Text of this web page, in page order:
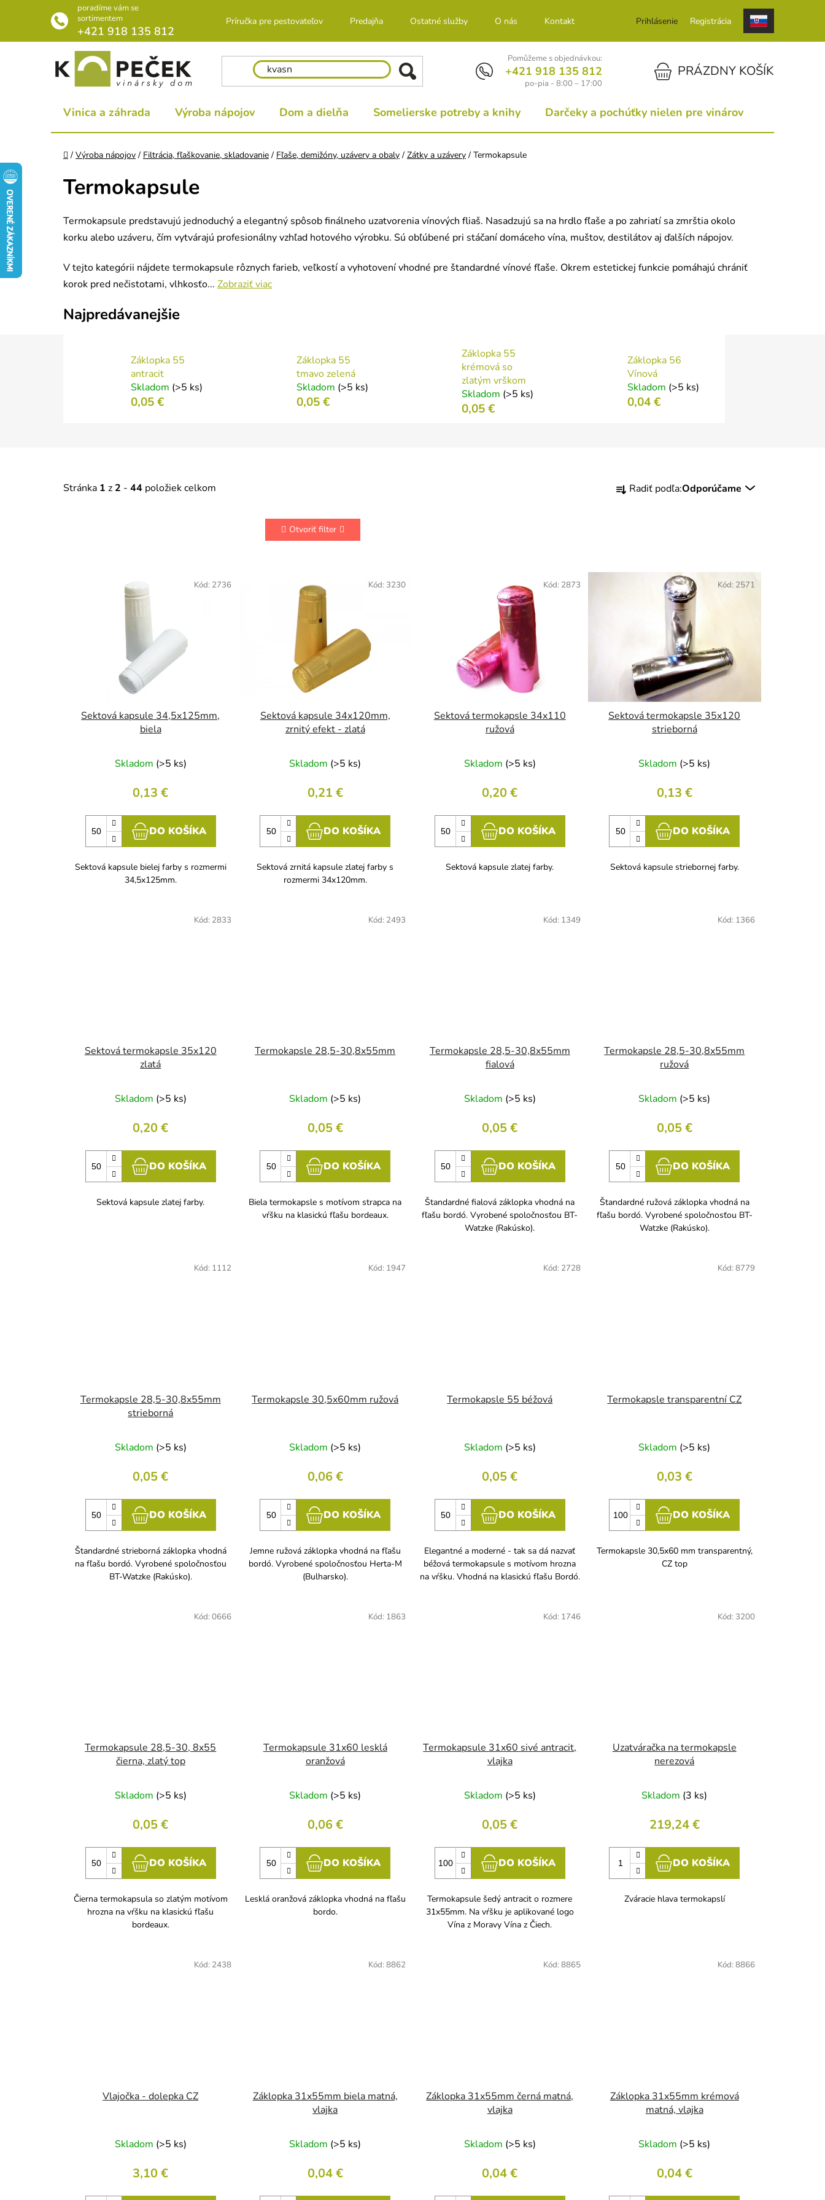
poradíme vám se
sortimentem
+421 918 135 812
Príručka pre pestovateľov Predajňa Ostatné služby O nás Kontakt Prihlásenie Registrácia
Pomůžeme s objednávkou:
+421 918 135 812
po-pia - 8:00 – 17:00
NÁKUPNÝ KOŠÍKPRÁZDNY KOŠÍK
Vinica a záhrada Výroba nápojov Dom a dielňa Somelierske potreby a knihy Darčeky a pochúťky nielen pre vinárov
Domov
/ Výroba nápojov / Filtrácia, fľaškovanie, skladovanie / Fľaše, demižóny, uzávery a obaly / Zátky a uzávery / Termokapsule
Termokapsule
Termokapsule predstavujú jednoduchý a elegantný spôsob finálneho uzatvorenia vínových fliaš. Nasadzujú sa na hrdlo fľaše a po zahriatí sa zmrštia okolo
korku alebo uzáveru, čím vytvárajú profesionálny vzhľad hotového výrobku. Sú obľúbené pri stáčaní domáceho vína, muštov, destilátov aj ďalších nápojov.
V tejto kategórii nájdete termokapsule rôznych farieb, veľkostí a vyhotovení vhodné pre štandardné vínové fľaše. Okrem estetickej funkcie pomáhajú chrániť
korok pred nečistotami, vlhkosťo... Zobraziť viac
Najpredávanejšie
Záklopka 55
antracit
Skladom (>5 ks)
0,05 €
Záklopka 55
tmavo zelená
Skladom (>5 ks)
0,05 €
Záklopka 55
krémová so
zlatým vrškom
Skladom (>5 ks)
0,05 €
Záklopka 56
Vínová
Skladom (>5 ks)
0,04 €
Stránka 1 z 2 - 44 položiek celkom
a
e
k
o
v
Radiť podľa:Odporúčame
Otvoriť filter
Sektová kapsule 34,5x125mm,
biela
Skladom (>5 ks)
0,13 €
DO KOŠÍKA
Sektová kapsule bielej farby s rozmermi
34,5x125mm.
Kód: 2736
Sektová kapsule 34x120mm,
zrnitý efekt - zlatá
Skladom (>5 ks)
0,21 €
DO KOŠÍKA
Sektová zrnitá kapsule zlatej farby s
rozmermi 34x120mm.
Kód: 3230
Sektová termokapsle 34x110
ružová
Skladom (>5 ks)
0,20 €
DO KOŠÍKA
Sektová kapsule zlatej farby.
Kód: 2873
Sektová termokapsle 35x120
strieborná
Skladom (>5 ks)
0,13 €
DO KOŠÍKA
Sektová kapsule striebornej farby.
Kód: 2571
Sektová termokapsle 35x120
zlatá
Skladom (>5 ks)
0,20 €
DO KOŠÍKA
Sektová kapsule zlatej farby.
Kód: 2833
Termokapsle 28,5-30,8x55mm
Skladom (>5 ks)
0,05 €
DO KOŠÍKA
Biela termokapsle s motívom strapca na
vŕšku na klasickú fľašu bordeaux.
Kód: 2493
Termokapsle 28,5-30,8x55mm
fialová
Skladom (>5 ks)
0,05 €
DO KOŠÍKA
Štandardné fialová záklopka vhodná na
fľašu bordó. Vyrobené spoločnosťou BT-
Watzke (Rakúsko).
Kód: 1349
Termokapsle 28,5-30,8x55mm
ružová
Skladom (>5 ks)
0,05 €
DO KOŠÍKA
Štandardné ružová záklopka vhodná na
fľašu bordó. Vyrobené spoločnosťou BT-
Watzke (Rakúsko).
Kód: 1366
Termokapsle 28,5-30,8x55mm
strieborná
Skladom (>5 ks)
0,05 €
DO KOŠÍKA
Štandardné strieborná záklopka vhodná
na fľašu bordó. Vyrobené spoločnosťou
BT-Watzke (Rakúsko).
Kód: 1112
Termokapsle 30,5x60mm ružová
Skladom (>5 ks)
0,06 €
DO KOŠÍKA
Jemne ružová záklopka vhodná na fľašu
bordó. Vyrobené spoločnosťou Herta-M
(Bulharsko).
Kód: 1947
Termokapsle 55 béžová
Skladom (>5 ks)
0,05 €
DO KOŠÍKA
Elegantné a moderné - tak sa dá nazvať
béžová termokapsule s motívom hrozna
na vŕšku. Vhodná na klasickú fľašu Bordó.
Kód: 2728
Termokapsle transparentní CZ
Skladom (>5 ks)
0,03 €
DO KOŠÍKA
Termokapsle 30,5x60 mm transparentný,
CZ top
Kód: 8779
Termokapsule 28,5-30, 8x55
čierna, zlatý top
Skladom (>5 ks)
0,05 €
DO KOŠÍKA
Čierna termokapsula so zlatým motívom
hrozna na vŕšku na klasickú fľašu
bordeaux.
Kód: 0666
Termokapsule 31x60 lesklá
oranžová
Skladom (>5 ks)
0,06 €
DO KOŠÍKA
Lesklá oranžová záklopka vhodná na fľašu
bordo.
Kód: 1863
Termokapsule 31x60 sivé antracit,
vlajka
Skladom (>5 ks)
0,05 €
DO KOŠÍKA
Termokapsule šedý antracit o rozmere
31x55mm. Na vŕšku je aplikované logo
Vína z Moravy Vína z Čiech.
Kód: 1746
Uzatváračka na termokapsle
nerezová
Skladom (3 ks)
219,24 €
DO KOŠÍKA
Zváracie hlava termokapslí
Kód: 3200
Vlajočka - dolepka CZ
Skladom (>5 ks)
3,10 €
Kód: 2438
Záklopka 31x55mm biela matná,
vlajka
Skladom (>5 ks)
0,04 €
Kód: 8862
Záklopka 31x55mm černá matná,
vlajka
Skladom (>5 ks)
0,04 €
Kód: 8865
Záklopka 31x55mm krémová
matná, vlajka
Skladom (>5 ks)
0,04 €
Kód: 8866